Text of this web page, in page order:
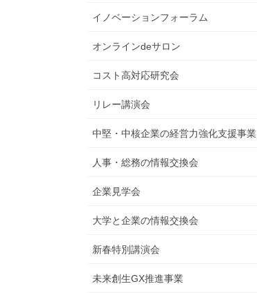
イノベーションフォーラム
オンラインdeサロン
コスト高対応研究会
リレー講演会
中堅・中核企業の経営力強化支援事業
人事・総務の情報交換会
企業見学会
大学と企業の情報交換会
新春特別講演会
未来創生GX推進事業